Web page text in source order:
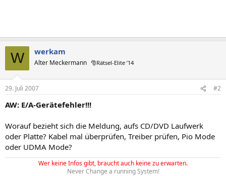
W werkam
Alter Meckermann 🎅Rätsel-Elite ’14
29. Juli 2007 #2
AW: E/A-Gerätefehler!!!
Worauf bezieht sich die Meldung, aufs CD/DVD Laufwerk
oder Platte? Kabel mal überprüfen, Treiber prüfen, Pio Mode
oder UDMA Mode?
Wer keine Infos gibt, braucht auch keine zu erwarten.
Never Change a running System!